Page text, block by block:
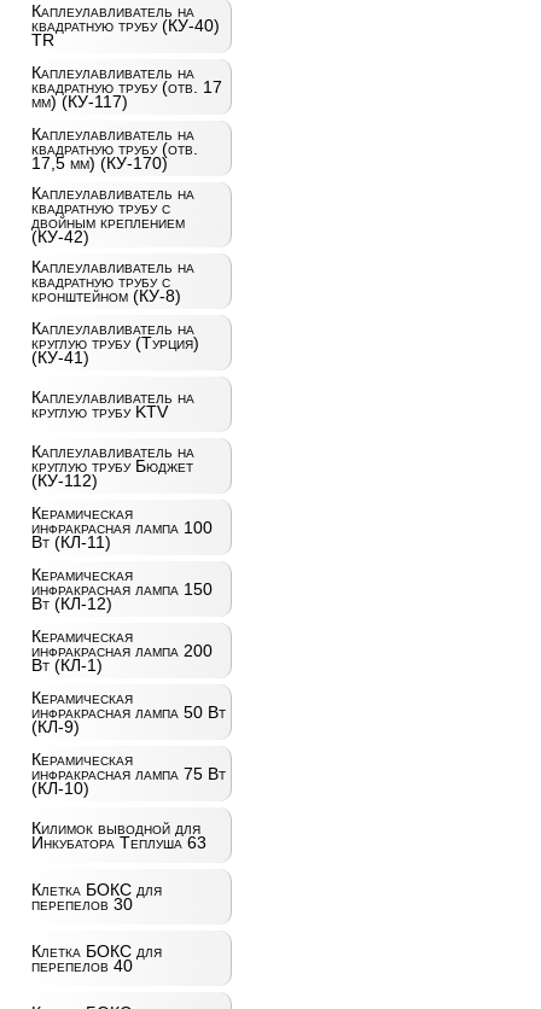
Каплеулавливатель на
квадратную трубу (КУ-40)
TR
Каплеулавливатель на
квадратную трубу (отв. 17
мм) (КУ-117)
Каплеулавливатель на
квадратную трубу (отв.
17,5 мм) (КУ-170)
Каплеулавливатель на
квадратную трубу с
двойным креплением
(КУ-42)
Каплеулавливатель на
квадратную трубу с
кронштейном (КУ-8)
Каплеулавливатель на
круглую трубу (Турция)
(КУ-41)
Каплеулавливатель на
круглую трубу KTV
Каплеулавливатель на
круглую трубу Бюджет
(КУ-112)
Керамическая
инфракрасная лампа 100
Вт (КЛ-11)
Керамическая
инфракрасная лампа 150
Вт (КЛ-12)
Керамическая
инфракрасная лампа 200
Вт (КЛ-1)
Керамическая
инфракрасная лампа 50 Вт
(КЛ-9)
Керамическая
инфракрасная лампа 75 Вт
(КЛ-10)
Килимок выводной для
Инкубатора Теплуша 63
Клетка БОКС для
перепелов 30
Клетка БОКС для
перепелов 40